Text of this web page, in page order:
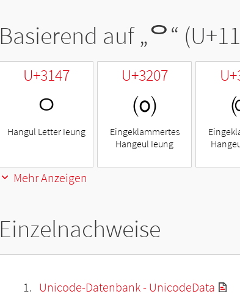
Basierend auf „ᄋ“
U+3147
ㅇ
Hangul Letter Ieung
U+3207
㈇
Eingeklammertes
Hangeul Ieung
Mehr Anzeigen
Einzelnachweise
Unicode-Datenbank - UnicodeData